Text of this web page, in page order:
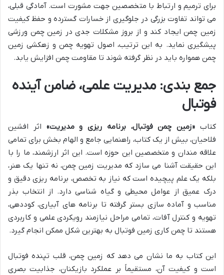
برای ترمیم و ارتباط با متخصصین جهت مشورت است. آمادگی قبلی،
می تواند تفاوت بزرگی در جلوگیری از خسارات گسترده و حفظ کیفیت
زمین چمن ایجاد کند و از بروز مشکلات جدی در زمین چمن ورزشی
پیشگیری نماید. به این ترتیب، اصول تهویه چمن و زهکشی زمین
چمن همواره باید در نظر گرفته شوند تا مقاومت چمن افزایش یابد.
جمع بندی: مدیریت علمی، ضامن آینده
فوتبال
کتاب «زمین چمن فوتبال، برنامه ریزی و مدیریت» اثر افشین
فلاحیان، بیش از یک کتاب، راهنمایی جامع و الهام بخش برای تمامی
علاقه مندان و متخصصین این حوزه است. این اثر ارزشمند، ما را با
این حقیقت آشنا می سازد که مدیریت زمین چمن، نه تنها یک هنر،
بلکه یک علم پیچیده است که نیاز به تخصص، برنامه ریزی دقیق و
درک عمیق از عوامل محیطی و گیاه شناسی دارد. از انتخاب بذر
مناسب و آماده سازی بستر گرفته تا برنامه های آبیاری، کوددهی،
تهویه و کنترل آفات، تمامی مراحل نیازمند رویکردی علمی و کاربردی
هستند تا چمن کاری زمین فوتبال به بهترین شکل ممکن انجام گیرد.
این کتاب به ما نشان می دهد که زمین چمن، قلب تپنده فوتبال
است و کیفیت آن، مستقیماً بر عملکرد بازیکنان، جذابیت بصری